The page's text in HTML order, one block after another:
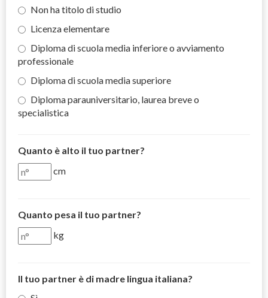
Non ha titolo di studio
Licenza elementare
Diploma di scuola media inferiore o avviamento
professionale
Diploma di scuola media superiore
Diploma parauniversitario, laurea breve o
specialistica
Quanto è alto il tuo partner?
cm
Quanto pesa il tuo partner?
kg
Il tuo partner è di madre lingua italiana?